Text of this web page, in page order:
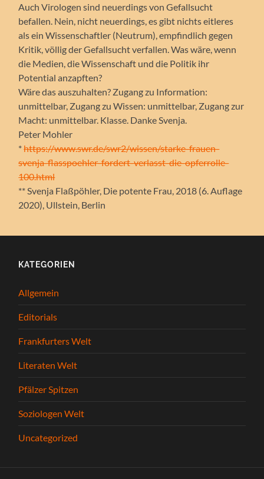
Auch Virologen sind neuerdings von Gefallsucht
befallen. Nein, nicht neuerdings, es gibt nichts eitleres
als ein Wissenschaftler (Neutrum), empfindlich gegen
Kritik, völlig der Gefallsucht verfallen. Was wäre, wenn
die Medien, die Wissenschaft und die Politik ihr
Potential anzapften?
Wäre das auszuhalten? Zugang zu Information:
unmittelbar, Zugang zu Wissen: unmittelbar, Zugang zur
Macht: unmittelbar. Klasse. Danke Svenja.
Peter Mohler
*https://www.swr.de/swr2/wissen/starke-frauen-
svenja-flasspoehler-fordert-verlasst-die-opferrolle-
100.html
** Svenja Flaßpöhler, Die potente Frau, 2018 (6. Auflage
2020), Ullstein, Berlin
KATEGORIEN
Allgemein
Editorials
Frankfurters Welt
Literaten Welt
Pfälzer Spitzen
Soziologen Welt
Uncategorized